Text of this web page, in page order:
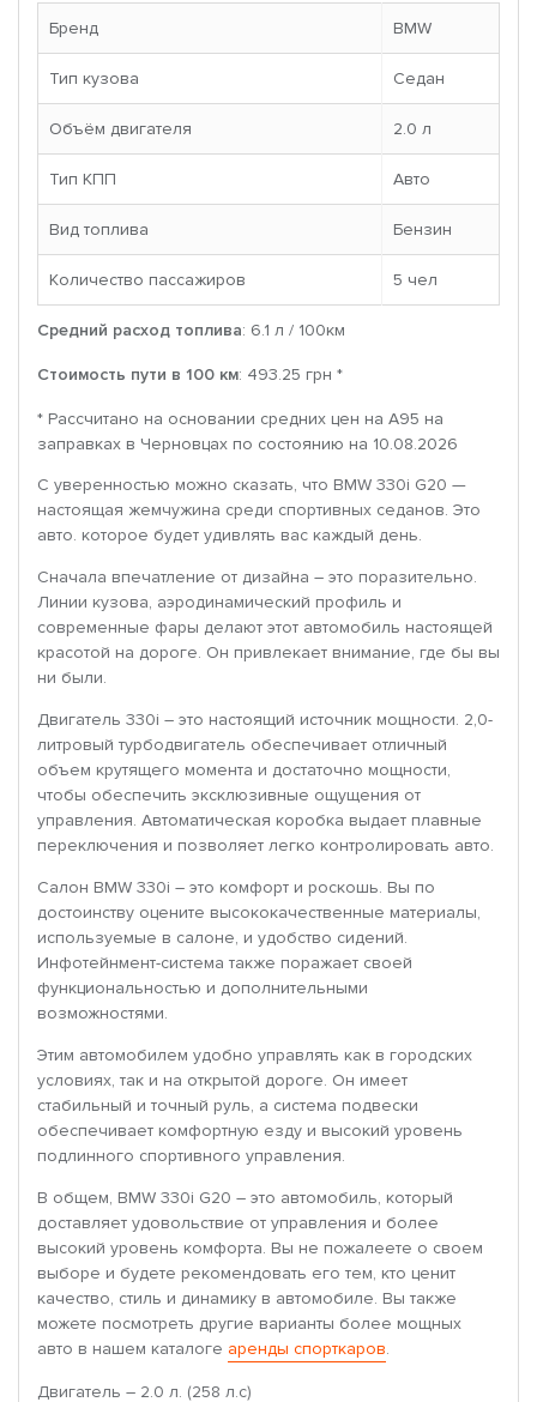
Бренд BMW
Тип кузова Седан
Объём двигателя 2.0 л
Тип КПП Авто
Вид топлива Бензин
Количество пассажиров 5 чел
Средний расход топлива: 6.1 л / 100км
Стоимость пути в 100 км: 493.25 грн *
* Рассчитано на основании средних цен на A95 на
заправках в Черновцах по состоянию на 10.08.2026
С уверенностью можно сказать, что BMW 330i G20 —
настоящая жемчужина среди спортивных седанов. Это
авто. которое будет удивлять вас каждый день.
Сначала впечатление от дизайна – это поразительно.
Линии кузова, аэродинамический профиль и
современные фары делают этот автомобиль настоящей
красотой на дороге. Он привлекает внимание, где бы вы
ни были.
Двигатель 330i – это настоящий источник мощности. 2,0-
литровый турбодвигатель обеспечивает отличный
объем крутящего момента и достаточно мощности,
чтобы обеспечить эксклюзивные ощущения от
управления. Автоматическая коробка выдает плавные
переключения и позволяет легко контролировать авто.
Салон BMW 330i – это комфорт и роскошь. Вы по
достоинству оцените высококачественные материалы,
используемые в салоне, и удобство сидений.
Инфотейнмент-система также поражает своей
функциональностью и дополнительными
возможностями.
Этим автомобилем удобно управлять как в городских
условиях, так и на открытой дороге. Он имеет
стабильный и точный руль, а система подвески
обеспечивает комфортную езду и высокий уровень
подлинного спортивного управления.
В общем, BMW 330i G20 – это автомобиль, который
доставляет удовольствие от управления и более
высокий уровень комфорта. Вы не пожалеете о своем
выборе и будете рекомендовать его тем, кто ценит
качество, стиль и динамику в автомобиле. Вы также
можете посмотреть другие варианты более мощных
авто в нашем каталоге аренды спорткаров.
Двигатель – 2.0 л. (258 л.с)